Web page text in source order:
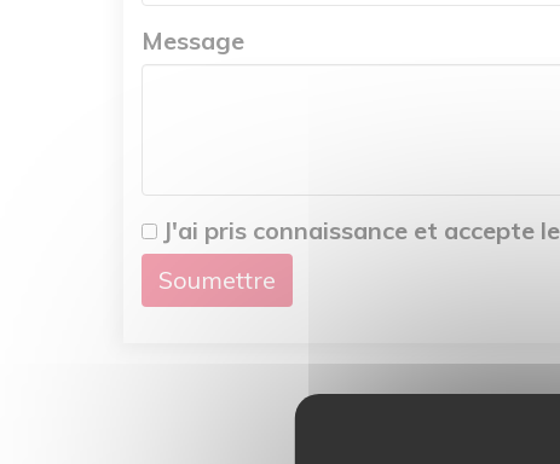
Message
J'ai pris connaissance et accepte